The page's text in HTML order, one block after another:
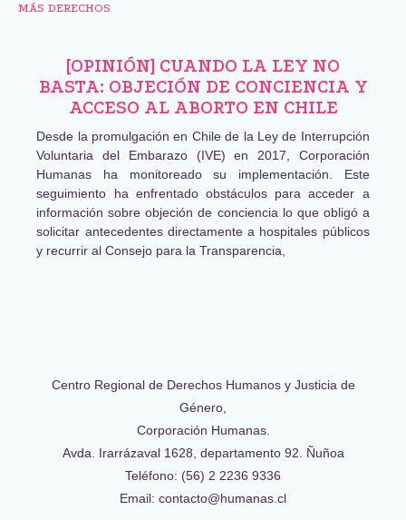
MÁS DERECHOS
[OPINIÓN] CUANDO LA LEY NO
BASTA: OBJECIÓN DE CONCIENCIA Y
ACCESO AL ABORTO EN CHILE
Desde la promulgación en Chile de la Ley de Interrupción
Voluntaria del Embarazo (IVE) en 2017, Corporación
Humanas ha monitoreado su implementación. Este
seguimiento ha enfrentado obstáculos para acceder a
información sobre objeción de conciencia lo que obligó a
solicitar antecedentes directamente a hospitales públicos
y recurrir al Consejo para la Transparencia,
Centro Regional de Derechos Humanos y Justicia de
Género,
Corporación Humanas.
Avda. Irarrázaval 1628, departamento 92. Ñuñoa
Teléfono: (56) 2 2236 9336
Email: contacto@humanas.cl